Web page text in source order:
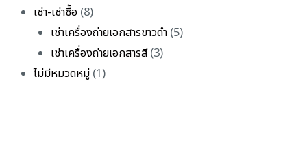
เช่า-เช่าซื้อ (8)
เช่าเครื่องถ่ายเอกสารขาวดำ(5)
เช่าเครื่องถ่ายเอกสารสี(3)
ไม่มีหมวดหมู่ (1)